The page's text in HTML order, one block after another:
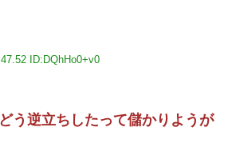
ID:DQhHo0+v0
う逆立ちしたって儲かりようが